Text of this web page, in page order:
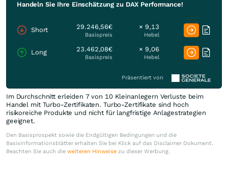
Handeln Sie Ihre Einschätzung zu DAX Performance!
Short 29.246,56€
Basispreis
× 9,13
Hebel
Long 23.462,08€
Basispreis
× 9,06
Hebel
Präsentiert von
Im Durchschnitt erleiden 7 von 10 Kleinanlegern Verluste beim
Handel mit Turbo-Zertifikaten. Turbo-Zertifikate sind hoch
risikoreiche Produkte und nicht für langfristige Anlagestrategien
geeignet.
Den Basisprospekt sowie die Endgültigen Bedingungen und die
Basisinformationsblätter erhalten Sie bei Klick auf das Disclaimer Dokument.
Beachten Sie auch die weiteren Hinweise zu dieser Werbung.